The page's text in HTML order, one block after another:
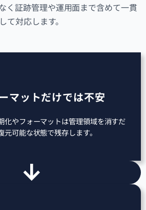
く証跡管理や運用面まで含めて一貫
して対応します。
マットだけでは不安
化やフォーマットは管理領域を消すだ
可能な状態で残存します。